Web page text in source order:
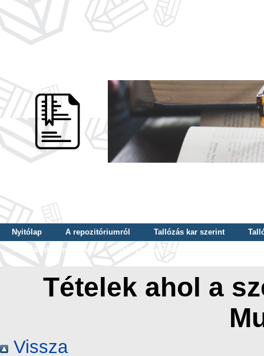
Nyitólap A repozitóriumról Tallózás kar szerint
Tallózás dátum szerint
Tallózás tudományterület szerint
Tételek ahol a
Vissza